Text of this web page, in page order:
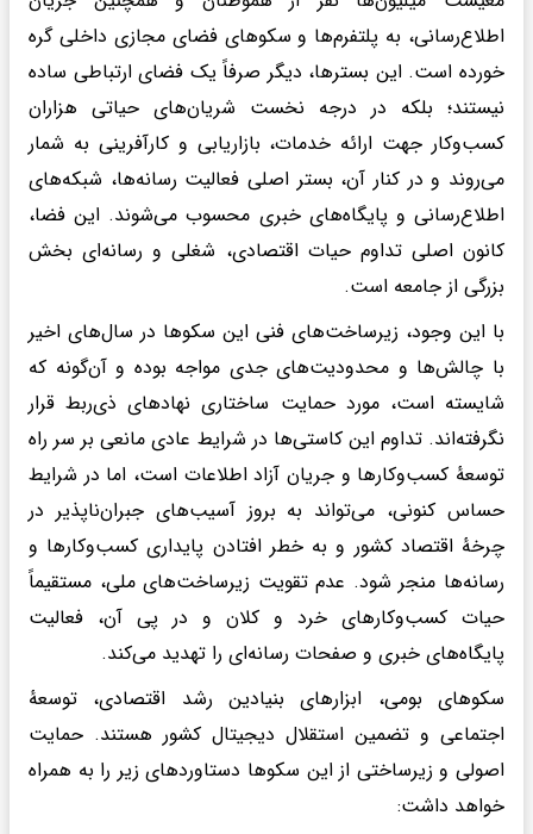
اطلاع‌رسانی، به پلتفرم‌ها و سکوهای فضای مجازی داخلی گره
خورده است. این بسترها، دیگر صرفاً یک فضای ارتباطی ساده
نیستند؛ بلکه در درجه نخست شریان‌های حیاتی هزاران
کسب‌وکار جهت ارائه خدمات، بازاریابی و کارآفرینی به شمار
می‌روند و در کنار آن، بستر اصلی فعالیت رسانه‌ها، شبکه‌های
اطلاع‌رسانی و پایگاه‌های خبری محسوب می‌شوند. این فضا،
کانون اصلی تداوم حیات اقتصادی، شغلی و رسانه‌ای بخش
بزرگی از جامعه است.
با این وجود، زیرساخت‌های فنی این سکوها در سال‌های اخیر
با چالش‌ها و محدودیت‌های جدی مواجه بوده و آن‌گونه که
شایسته است، مورد حمایت ساختاری نهادهای ذی‌ربط قرار
نگرفته‌اند. تداوم این کاستی‌ها در شرایط عادی مانعی بر سر راه
توسعهٔ کسب‌وکارها و جریان آزاد اطلاعات است، اما در شرایط
حساس کنونی، می‌تواند به بروز آسیب‌های جبران‌ناپذیر در
چرخهٔ اقتصاد کشور و به خطر افتادن پایداری کسب‌وکارها و
رسانه‌ها منجر شود. عدم تقویت زیرساخت‌های ملی، مستقیماً
حیات کسب‌وکارهای خرد و کلان و در پی آن، فعالیت
پایگاه‌های خبری و صفحات رسانه‌ای را تهدید می‌کند.
سکوهای بومی، ابزارهای بنیادین رشد اقتصادی، توسعهٔ
اجتماعی و تضمین استقلال دیجیتال کشور هستند. حمایت
اصولی و زیرساختی از این سکوها دستاوردهای زیر را به همراه
خواهد داشت: